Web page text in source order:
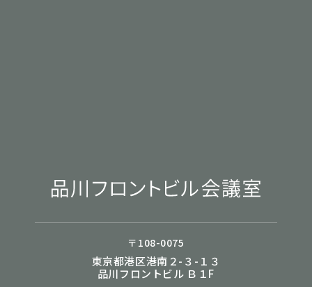
〒108-0075
東京都港区港南２-３-１３
品川フロントビル Ｂ１F